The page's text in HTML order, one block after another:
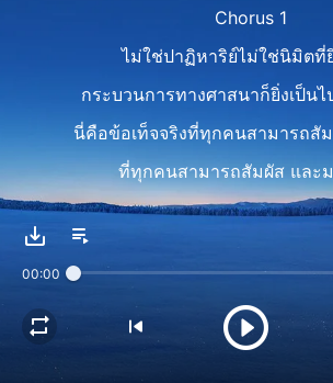
Chorus 1
ไม่ใช่ปาฏิหาริย์ไม่ใช่นิมิตที่
กระบวนการทางศาสนาก็ยิ่งเป็น
นี่คือข้อเท็จจริงที่ทุกคนสามารถสั
ที่ทุกคนสามารถสัมผัส และ
การทรงปรากฏของพระเจ้
แต่เป็นเพื่อช่วงระยะหนึ่งของรา
00:00